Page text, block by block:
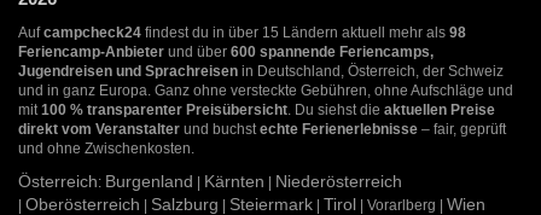
Aufcampcheck24 findest du in über 15 Ländern aktuell mehr als 98
Feriencamp-Anbieter und über 600 spannende Feriencamps,
Jugendreisen und Sprachreisen in Deutschland, Österreich, der Schweiz
und in ganz Europa. Ganz ohne versteckte Gebühren, ohne Aufschläge und
mit100 % transparenter Preisübersicht. Du siehst die aktuellen Preise
direkt vom Veranstalter und buchstechte Ferienerlebnisse – fair, geprüft
und ohne Zwischenkosten.
Österreich: Burgenland | Kärnten | Niederösterreich
| Oberösterreich | Salzburg | Steiermark | Tirol | Vorarlberg | Wien